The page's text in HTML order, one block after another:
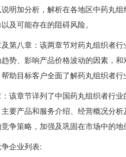
明加分析，解析在各地区中药丸
及可能存在的阻碍风险。
第八章：该两章节对药丸组织者
势、影响产品价格波动的因素，
助目标客户全面了解药丸组织者
该章节详列了中国药丸组织者行
要产品和服务介绍、经营概况分
争策略，加强及巩固在市场中的地
企业列表: